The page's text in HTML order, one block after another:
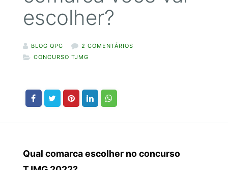
escolher?
BLOG QPC
2 COMENTÁRIOS
CONCURSO TJMG
Qual comarca escolher no concurso